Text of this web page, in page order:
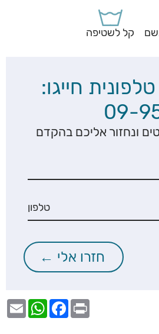
קל לשטיפה
חייגו:
09-
ונחזור אליכם בהקדם